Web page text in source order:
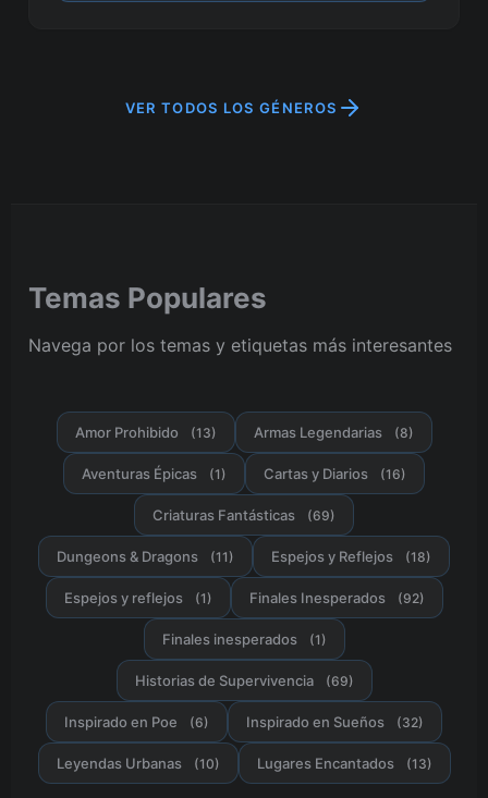
VER TODOS LOS GÉNEROS
Temas Populares
Navega por los temas y etiquetas más interesantes
Amor Prohibido (13) Armas Legendarias (8)
Aventuras Épicas (1) Cartas y Diarios (16)
Criaturas Fantásticas (69)
Dungeons & Dragons (11) Espejos y Reflejos (18)
Espejos y reflejos (1) Finales Inesperados (92)
Finales inesperados (1)
Historias de Supervivencia (69)
Inspirado en Poe (6) Inspirado en Sueños (32)
Leyendas Urbanas (10) Lugares Encantados (13)